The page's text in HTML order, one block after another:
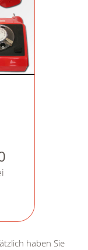
haben Sie